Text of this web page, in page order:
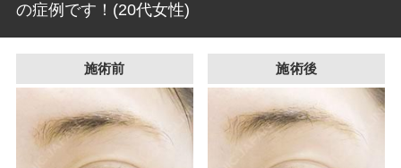
の症例です！(20代女性)
施術前 施術後